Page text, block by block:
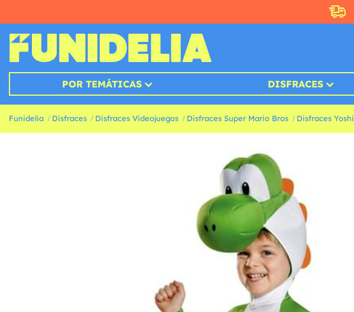
POR TEMÁTICAS DISFRACES
Funidelia Disfraces Disfraces Videojuegos Disfraces Super Mario Bros Disfraces Yoshi